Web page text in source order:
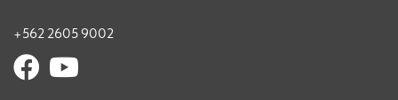
+562 2605 9002